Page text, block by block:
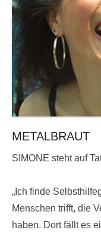
METALBRAUT
SIMONE steht auf
„Ich finde
Menschen trifft, die
haben. Dort fällt es